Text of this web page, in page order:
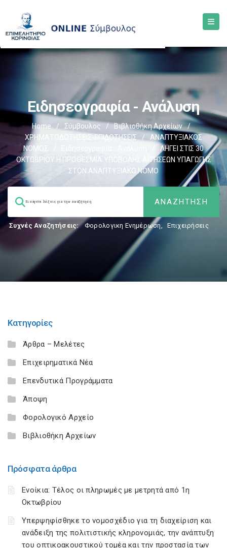
Ειδησεογραφία - Ανάλυση
Home / Σύμβουλος / Βιβλιοθήκη Αρχείων
/
ΧΡΗΜΑΤΟΔΟΤΗΣΕΙΣ-ΕΠΙΔΟΤΗΣΕΙΣ
/
ΑΝΑΠΤΥΞΙΑΚΟΣ
ΝΟΜΟΣ
ΛΗΓΕΙ ΣΤΙΣ 30
ΟΚΤΩΒΡΙΟΥ Η ΠΡΟΘΕΣΜΙΑ ΥΠΟΒΟΛΗΣ ΑΙΤΗΣΕΩΝ ΥΠΑΓΩΓΗΣ
ΣΤΟΝ ΑΝΑΠΤΥΞΙΑΚΟ ΝΟΜΟ
Συχνές Αναζητήσεις: Φορολογικη Ενημέρωση, Επιχειρήσεις
Κατηγορίες
Άρθρα – Μελέτες
Επιχειρηματικά Νέα
Επενδυτικά Προγράμματα
Άποψη
Φορολογικό Αρχείο
Βιβλιοθήκη Αρχείων
Πρόσφατα άρθρα
Ενοίκια: Τέλος οι πληρωμές με μετρητά από 1η
Οκτωβρίου
Υπερψηφίσθηκε το νομοσχέδιο για τη διαχείριση και
ανάδειξη της πολιτιστικής κληρονομιάς, την ανάπτυξη
του οπτικοακουστικού τομέα και την προστασία των